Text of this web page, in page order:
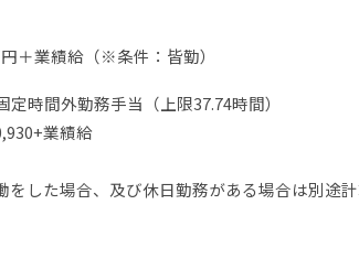
＋業績給（※条件：皆勤）
時間外勤務手当（上限37.74時間）
業績給
した場合、及び休日勤務がある場合は別途